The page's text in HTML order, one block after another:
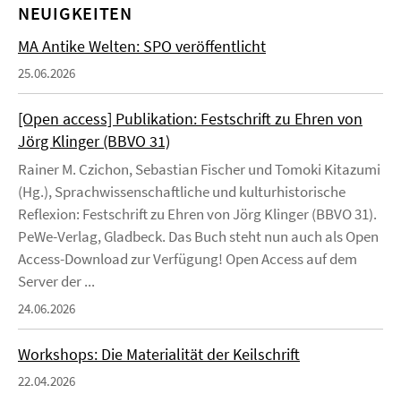
NEUIGKEITEN
MA Antike Welten: SPO veröffentlicht
25.06.2026
[Open access] Publikation: Festschrift zu Ehren von
Jörg Klinger (BBVO 31)
Rainer M. Czichon, Sebastian Fischer und Tomoki Kitazumi
(Hg.), Sprachwissenschaftliche und kulturhistorische
Reflexion: Festschrift zu Ehren von Jörg Klinger (BBVO 31).
PeWe-Verlag, Gladbeck. Das Buch steht nun auch als Open
Access-Download zur Verfügung! Open Access auf dem
Server der ...
24.06.2026
Workshops: Die Materialität der Keilschrift
22.04.2026